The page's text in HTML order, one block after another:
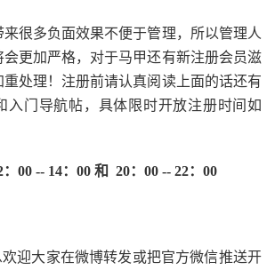
很多负面效果不便于管理，所以管理人
会更加严格，对于马甲还有新注册会员滋
处理！注册前请认真阅读上面的话还有
入门导航帖，具体限时开放注册时间如
00 -- 14：00 和 20：00 -- 22：00
迎大家在微博转发或把官方微信推送开